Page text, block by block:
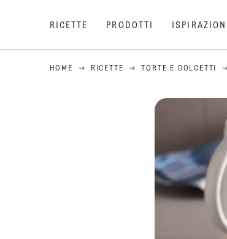
RICETTE PRODOTTI ISPIRAZIONI
HOME RICETTE TORTE E DOLCETTI